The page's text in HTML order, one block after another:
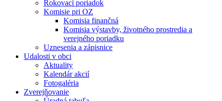
Rokovací poriadok
Komisie pri OZ
Komisia finančná
Komisia výstavby, životného prostredia a
verejného poriadku
Uznesenia a zápisnice
Udalosti v obci
Aktuality
Kalendár akcií
Fotogaléria
Zverejňovanie